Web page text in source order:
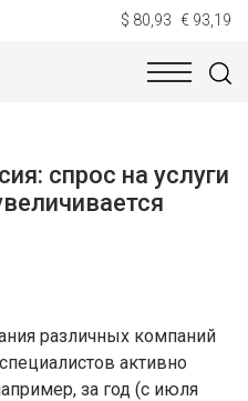
$ 80,93 € 93,19
спрос на услуги
различных компаний
активно
за год (с июля